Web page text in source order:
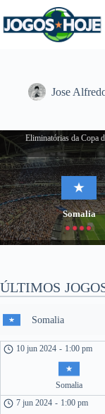
para
o
Jose
Eliminatórias da Copa
Somalia
ÚLTIMOS
Somalia
10 jun 2024 - 1:00 pm
Somalia
7 jun 2024 - 1:00 pm